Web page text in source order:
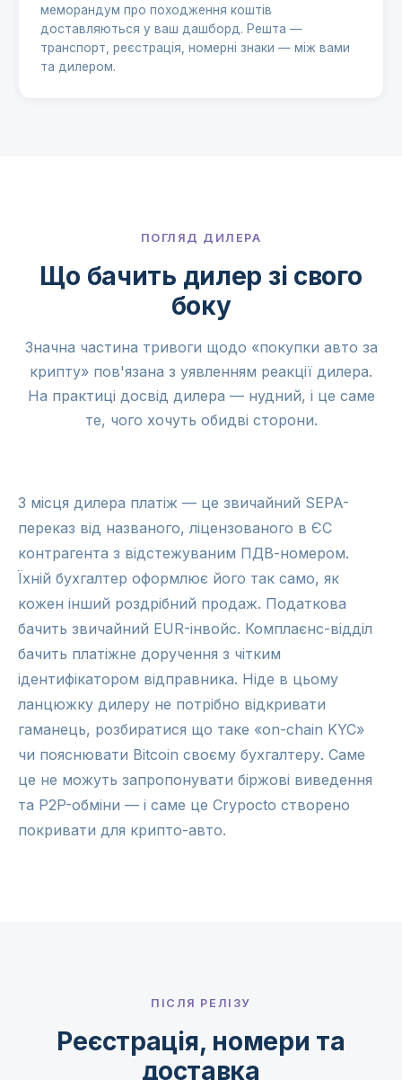
меморандум про походження коштів
доставляються у ваш дашборд. Решта —
транспорт, реєстрація, номерні знаки — між вами
та дилером.
ПОГЛЯД ДИЛЕРА
Що бачить дилер зі свого
боку
Значна частина тривоги щодо «покупки авто за
крипту» пов'язана з уявленням реакції дилера.
На практиці досвід дилера — нудний, і це саме
те, чого хочуть обидві сторони.
З місця дилера платіж — це звичайний SEPA-
переказ від названого, ліцензованого в ЄС
контрагента з відстежуваним ПДВ-номером.
Їхній бухгалтер оформлює його так само, як
кожен інший роздрібний продаж. Податкова
бачить звичайний EUR-інвойс. Комплаєнс-відділ
бачить платіжне доручення з чітким
ідентифікатором відправника. Ніде в цьому
ланцюжку дилеру не потрібно відкривати
гаманець, розбиратися що таке «on-chain KYC»
чи пояснювати Bitcoin своєму бухгалтеру. Саме
це не можуть запропонувати біржові виведення
та P2P-обміни — і саме це Crypocto створено
покривати для крипто-авто.
ПІСЛЯ РЕЛІЗУ
Реєстрація, номери та
доставка